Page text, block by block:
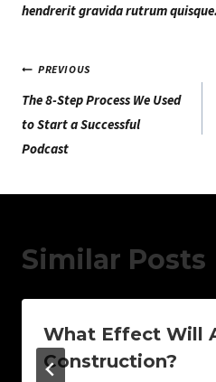
hendrerit gravida rutrum quisque.
Navegação
De
Artigos
PREVIOUS
The 8-Step Process We Used
to Start a Successful
Podcast
Similar Posts
What Effect Will
Construction?